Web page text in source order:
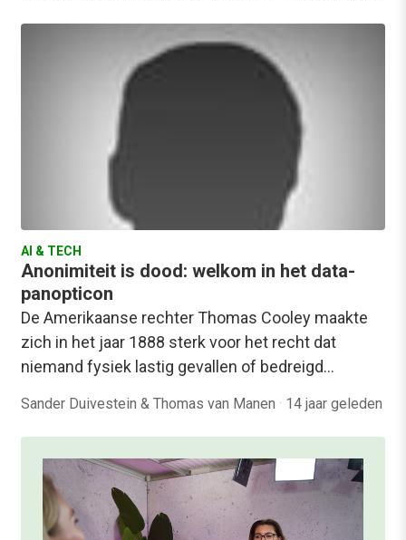
AI & TECH
Anonimiteit is dood: welkom in het data-
panopticon
De Amerikaanse rechter Thomas Cooley maakte
zich in het jaar 1888 sterk voor het recht dat
niemand fysiek lastig gevallen of bedreigd…
Sander Duivestein & Thomas van Manen · 14 jaar geleden